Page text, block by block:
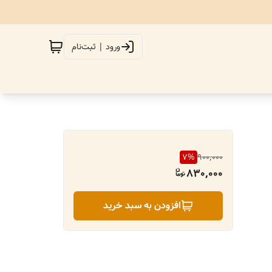
ورود | ثبت‌نام
900,000
7%
830,000
افزودن به سبد خرید